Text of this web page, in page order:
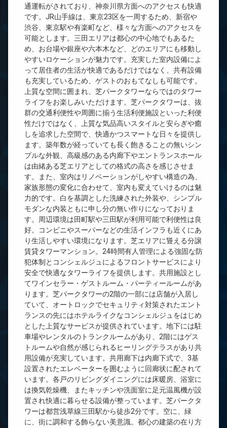
通運転がされており、神奈川県方面へのアクセスも快適
です。JR山手線は、東京23区を一周するため、新宿や
渋谷、東京駅や有楽町など、様々な方面へのアクセスを
可能とします。三田エリアは都心の中心地でもあるた
め、お台場や銀座や六本木など、どのエリアにも移動し
やすいロケーションが魅力です。充実した室内設備によ
って居住者の生活が快適であるだけではなく、共有設備
も充実しているため、ゲストのおもてなしも可能です。
上質な空間に囲まれ、芝パークタワーならではのタワー
ライフをお楽しみいただけます。芝パークタワーは、抜
群の交通利便性や周囲に揃う生活利便施設といった利便
性だけではなく、上質な気品高いスタイルと安らぎや癒
しを追求した空間で、快適かつスマートな日々を提供し
ます。築年数が経っていても長く飽きることの無いシン
プルな外観、高級感のある内廊下やエントランスホール
は由緒ある芝エリアとしての格式の高さを感じさせま
す。また、室内はリノベーションがしやすい構造の為、
家族形態の変化に合わせて、室内も変えていけるのは魅
力的です。白を基調とした洗練された外装や、シンプル
モダンな内装ともに申し分の無い作りになっておりま
す。周辺環境は田町駅や三田駅が利用可能で利便性は良
好。コンビニやスーパーなどの生活インフラも近くにあ
り生活しやすい環境になります。芝エリアに聳える分譲
賃貸タワーマンション。24時間有人管理による強固な防
犯体制とコンシェルジュによるフロントサービスにより
安全で快適なタワーライフを提供します。共用施設とし
てワインセラー・ゲストルーム・パーティールームがあ
ります。芝パークタワーの2階の一部には店舗が入居し
ていて、オートロックでセキュリティ対策されたエント
ランスの先にはホテルライクなコンシェルジュをはじめ
とした上質なサービスが提供されています。地下には駐
車場やレンタルのトランクルームがあり、2階にはゲス
トルームや自然が感じられるヒーリングテラスがあり共
用設備が充実しています。共用廊下は内廊下式で、3基
設置されたエレベーターを囲むように回廊状に配されて
います。各戸のリビングダイニングには床暖房、浴室に
は換気乾燥機、またキッチンや洗面室に足元温風機が設
置され快適に暮らせる設備が整っています。芝パークタ
ワーは都営浅草線三田駅から徒歩2分です。空に、緑
に、街に調和する飾らない美意識。都心の建築の在り方